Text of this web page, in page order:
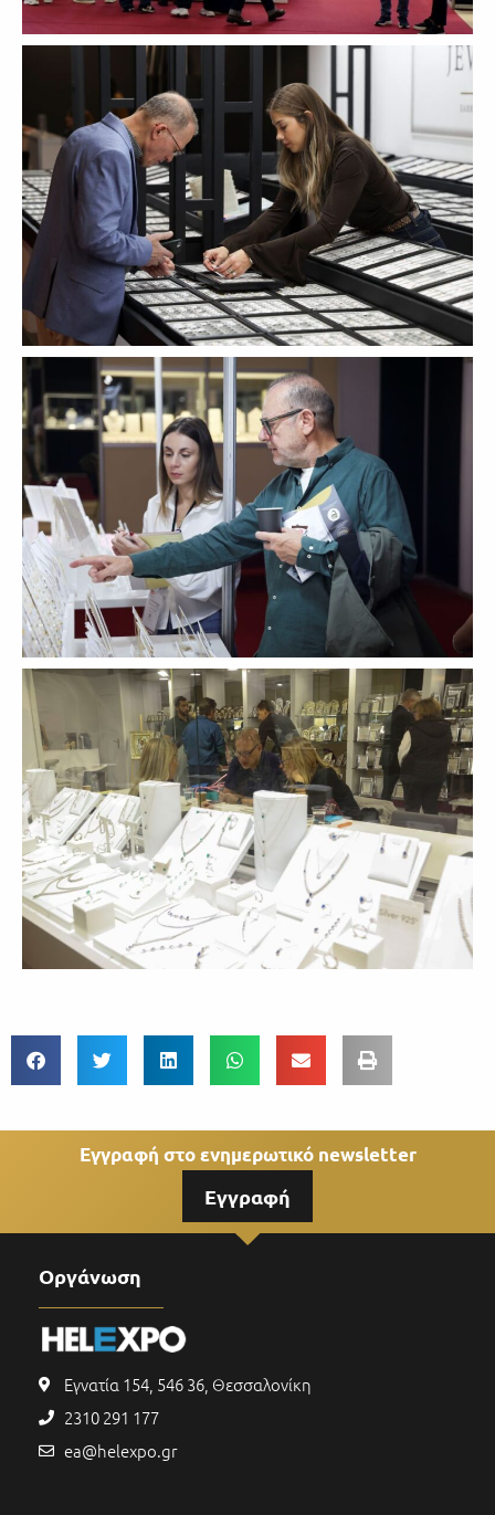
Εγγραφή στο ενημερωτικό newsletter
Εγγραφή
Οργάνωση
Εγνατία 154, 546 36, Θεσσαλονίκη
2310 291 177
ea@helexpo.gr